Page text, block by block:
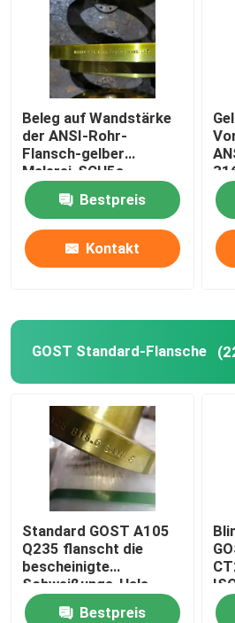
Beleg auf Wandstärke
der ANSI-Rohr-
Flansch-gelber
Malerei-SCH5s-
SCH160
Bestpreis
Kontakt
GOST Standard-Flansche
Standard GOST A105
Q235 flanscht die
bescheinigte
Schweißungs-Hals
ISO-CER-ABS
Bestpreis